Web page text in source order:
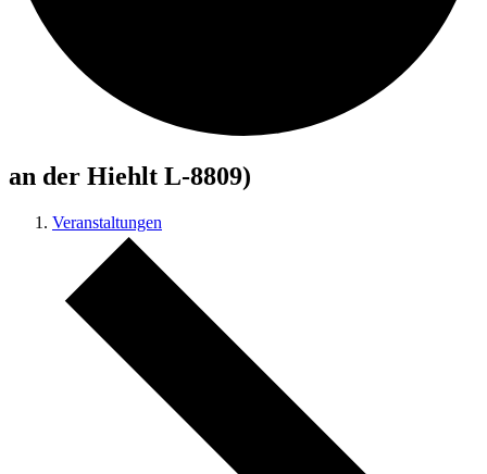
an der Hiehlt L-8809)
Veranstaltungen